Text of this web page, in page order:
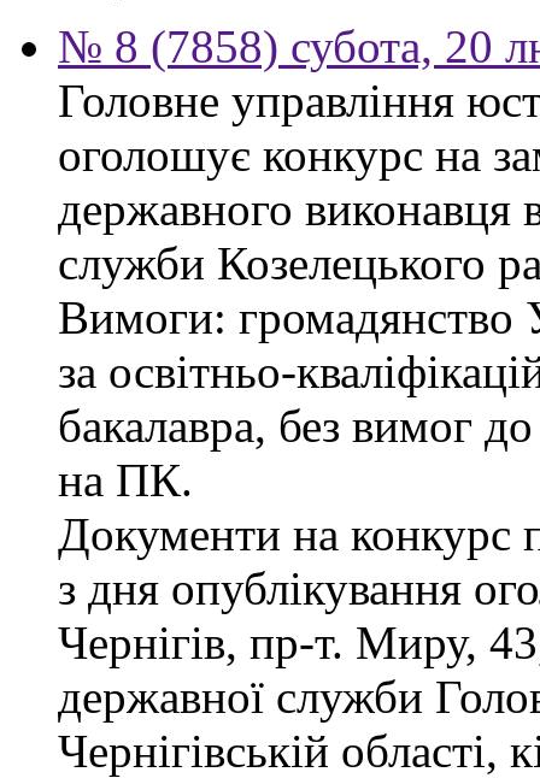
№ 8 (7858) субота, 20
Головне управління
оголошує конкурс на
державного виконавця
служби Козелецького
Вимоги: громадянство
за освітньо-
бакалавра, без вимог
на ПК.
Документи на конкурс
з дня опублікування
Чернігів, пр-т. Миру,
державної служби
Чернігівській